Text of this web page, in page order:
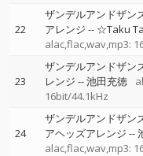
22
ザンデルアンドザン
アレンジ -- ☆Taku
alac,flac,wav,mp3:
23
ザンデルアンドザン
レンジ --池田充徳
16bit/44.1kHz
24
ザンデルアンドザン
アヘッズアレンジ --
alac,flac,wav,mp3: